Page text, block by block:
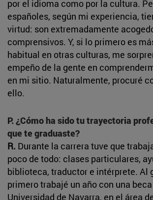
por el idioma como por la cultura.
españoles, según mi experiencia,
virtud: son extremadamente
comprensivos. Y, si lo primero es
habitual en otras culturas, me
empeño de la gente en
en mi sitio. Naturalmente, procuré
ello.
P. ¿Cómo ha sido tu trayectoria
que te graduaste?
R. Durante la carrera tuve que
poco de todo: clases particulares,
biblioteca, traductor e intérprete. Al
primero trabajé un año con una
Universidad de Navarra, en el área